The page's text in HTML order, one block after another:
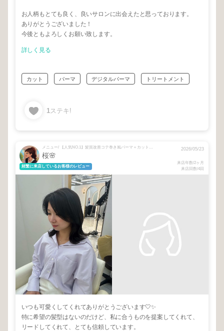
お人柄もとても良く、良いサロンに出会えたと思っております。
ありがとうございました！
今後ともよろしくお願い致します。
詳しく見る
カット パーマ デジタルパーマ トリートメント
1ステキ!
メニュー/ 【人気NO.1】髪質改善コテ巻き風パーマ＋カット＋髪質改善TR
桜🌸
頻繁に来店しているお客様のレビュー
2026/05/23
来店年数/2ヶ月
来店回数/4回
いつも可愛くしてくれてありがとうございます🤍✨
特に希望の髪型はないのだけど、私に合うものを提案してくれて、
リードしてくれて、とても信頼しています。